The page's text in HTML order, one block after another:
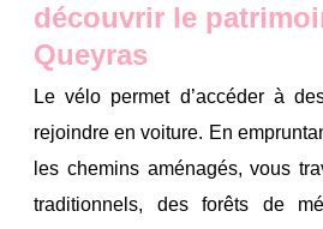
découvrir le
Queyras
Le vélo permet d’accéder à
rejoindre en voiture. En
les chemins aménagés, vous
traditionnels, des forêts de